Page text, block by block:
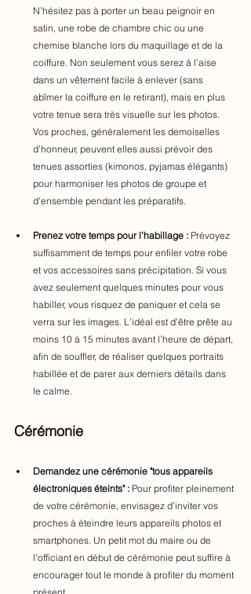
N’hésitez pas à porter un beau peignoir en
satin, une robe de chambre chic ou une
chemise blanche lors du maquillage et de la
coiffure. Non seulement vous serez à l’aise
dans un vêtement facile à enlever (sans
abîmer la coiffure en le retirant), mais en plus
votre tenue sera très visuelle sur les photos.
Vos proches, généralement les demoiselles
d’honneur, peuvent elles aussi prévoir des
tenues assorties (kimonos, pyjamas élégants)
pour harmoniser les photos de groupe et
d'ensemble pendant les préparatifs.
Prenez votre temps pour l’habillage : Prévoyez
suffisamment de temps pour enfiler votre robe
et vos accessoires sans précipitation. Si vous
avez seulement quelques minutes pour vous
habiller, vous risquez de paniquer et cela se
verra sur les images. L’idéal est d’être prête au
moins 10 à 15 minutes avant l’heure de départ,
afin de souffler, de réaliser quelques portraits
habillée et de parer aux derniers détails dans
le calme.
Cérémonie
Demandez une cérémonie "tous appareils
électroniques éteints" : Pour profiter pleinement
de votre cérémonie, envisagez d’inviter vos
proches à éteindre leurs appareils photos et
smartphones. Un petit mot du maire ou de
l’officiant en début de cérémonie peut suffire à
encourager tout le monde à profiter du moment